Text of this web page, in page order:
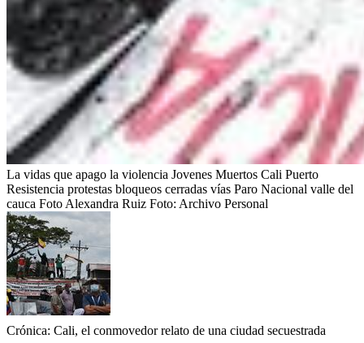
La vidas que apago la violencia Jovenes Muertos Cali Puerto
Resistencia protestas bloqueos cerradas vías Paro Nacional valle del
cauca Foto Alexandra Ruiz Foto: Archivo Personal
Crónica: Cali, el conmovedor relato de una ciudad secuestrada